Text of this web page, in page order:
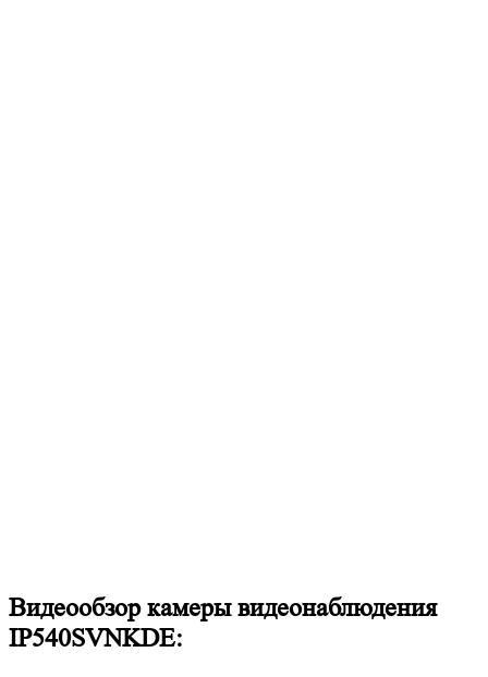
Видеообзор камеры видеонаблюдения
IP540SVNKDE: